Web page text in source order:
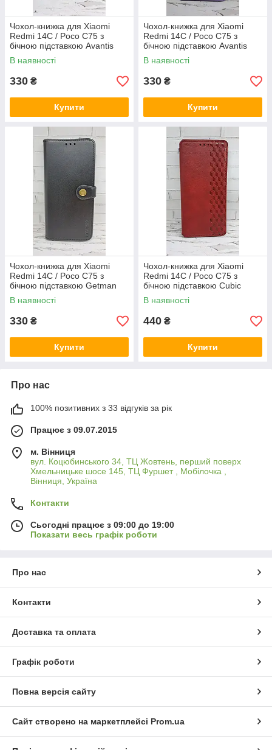
Чохол-книжка для Xiaomi
Redmi 14C / Poco C75 з
бічною підставкою Avantis
бордовий
В наявності
330 ₴
Купити
Чохол-книжка для Xiaomi
Redmi 14C / Poco C75 з
бічною підставкою Avantis
фіолетовий
В наявності
330 ₴
Купити
Чохол-книжка для Xiaomi
Redmi 14C / Poco C75 з
бічною підставкою Getman
чорний
В наявності
330 ₴
Купити
Чохол-книжка для Xiaomi
Redmi 14C / Poco C75 з
бічною підставкою Cubic
червоний
В наявності
440 ₴
Купити
Про нас
100% позитивних з 33 відгуків за рік
Працює з 09.07.2015
м. Вінниця
вул. Коцюбинського 34, ТЦ Жовтень, перший поверх
Хмельницьке шосе 145, ТЦ Фуршет , Мобілочка ,
Вінниця, Україна
Контакти
Сьогодні працює з 09:00 до 19:00
Показати весь графік роботи
Про нас
Контакти
Доставка та оплата
Графік роботи
Повна версія сайту
Сайт створено на маркетплейсі Prom.ua